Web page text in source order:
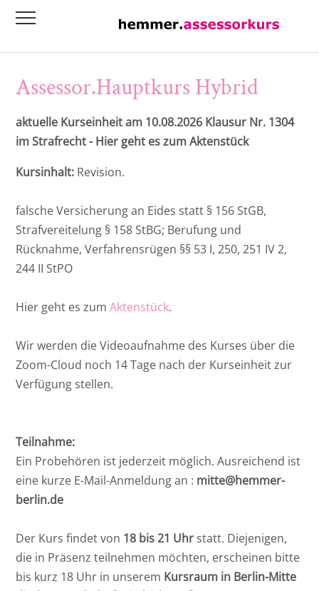
Assessor.Hauptkurs Hybrid
aktuelle Kurseinheit am 10.08.2026 Klausur Nr. 1304
im Strafrecht - Hier geht es zum Aktenstück
Kursinhalt: Revision.
falsche Versicherung an Eides statt § 156 StGB,
Strafvereitelung § 158 StBG; Berufung und
Rücknahme, Verfahrensrügen §§ 53 I, 250, 251 IV 2,
244 II StPO
Hier geht es zumAktenstück.
Wir werden die Videoaufnahme des Kurses über die
Zoom-Cloud noch 14 Tage nach der Kurseinheit zur
Verfügung stellen.
Teilnahme:
Ein Probehören ist jederzeit möglich. Ausreichend ist
eine kurze E-Mail-Anmeldung an : mitte@hemmer-
berlin.de
Der Kurs findet von 18 bis 21 Uhr statt. Diejenigen,
die in Präsenz teilnehmen möchten, erscheinen bitte
bis kurz 18 Uhr in unserem Kursraum in Berlin-Mitte
Übersicht
Baden-Württemberg
Bayern
Berlin/Brandenburg
Nord/GPA
Niedersachsen
Nordrhein-Westfalen
Ost
Rheinland-Pfalz
Übersicht
Wöchentliche Kurse
Systematischer Assessorkurs Hybrid mit
Intensivkurse
Grundlagen-Intensiv ZivilR - Die
Anwaltsklausur
Individualkurse
Individualkurs Berlin/Brandenburg
Übersicht
RA Leander J. Gast
RA René Wenzel
RA Dr. Philipp Knorr
RA Nicolai Mehl
RA Timo Görlitz